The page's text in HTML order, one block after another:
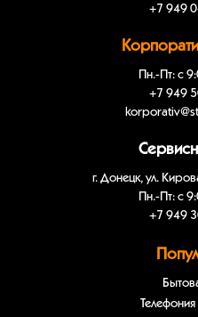
+7 949
Пн.-Пт: с
+7 949
г. Донецк, ул.
Пн.-Пт: с
+7 949